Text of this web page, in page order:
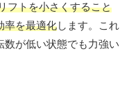
フトを小さくすること
率を最適化します。これ
数が低い状態でも力強い